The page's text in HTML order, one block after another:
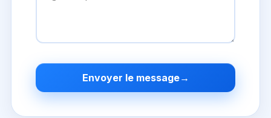
Envoyer le message→